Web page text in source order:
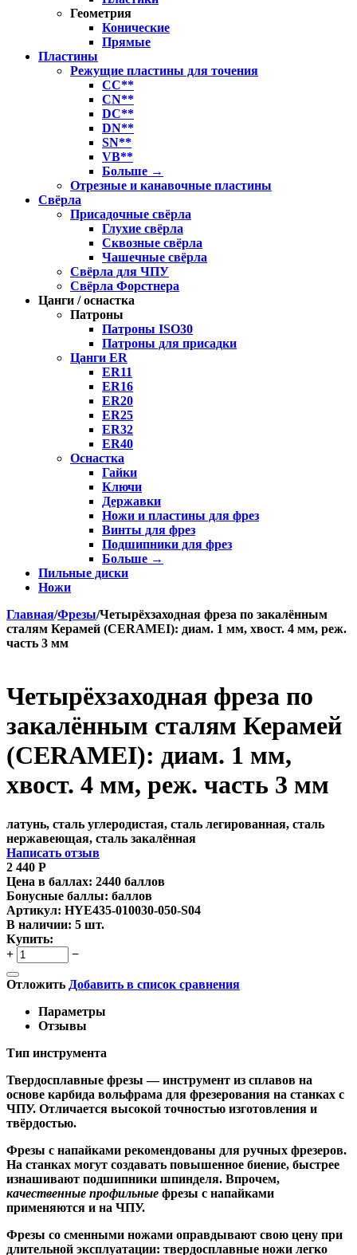
Геометрия
Конические
Прямые
Пластины
Режущие пластины для точения
CC**
CN**
DC**
DN**
SN**
VB**
Больше →
Отрезные и канавочные пластины
Свёрла
Присадочные свёрла
Глухие свёрла
Сквозные свёрла
Чашечные свёрла
Свёрла для ЧПУ
Свёрла Форстнера
Цанги / оснастка
Патроны
Патроны ISO30
Патроны для присадки
Цанги ER
ER11
ER16
ER20
ER25
ER32
ER40
Оснастка
Гайки
Ключи
Державки
Ножи и пластины для фрез
Винты для фрез
Подшипники для фрез
Больше →
Пильные диски
Ножи
Главная/Фрезы/Четырёхзаходная фреза по закалённым
сталям Керамей (CERAMEI): диам. 1 мм, хвост. 4 мм, реж.
часть 3 мм
Четырёхзаходная фреза по
закалённым сталям Керамей
(CERAMEI): диам. 1 мм,
хвост. 4 мм, реж. часть 3 мм
латунь, сталь углеродистая, сталь легированная, сталь
нержавеющая, сталь закалённая
Написать отзыв
2 440 Р
Цена в баллах: 2440 баллов
Бонусные баллы: баллов
Артикул: HYE435-010030-050-S04
В наличии: 5 шт.
Купить:
+
−
Отложить Добавить в список сравнения
Параметры
Отзывы
Тип инструмента
Твердосплавные фрезы — инструмент из сплавов на
основе карбида вольфрама для фрезерования на станках с
ЧПУ. Отличается высокой точностью изготовления и
твёрдостью.
Фрезы с напайками рекомендованы для ручных фрезеров.
На станках могут создавать повышенное биение, быстрее
изнашивают подшипники шпинделя. Впрочем,
качественные профильные фрезы с напайками
применяются и на ЧПУ.
Фрезы со сменными ножами оправдывают свою цену при
длительной эксплуатации: твердосплавные ножи легко